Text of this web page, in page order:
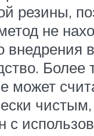
резины,
не
внедрения в
Более
может
с